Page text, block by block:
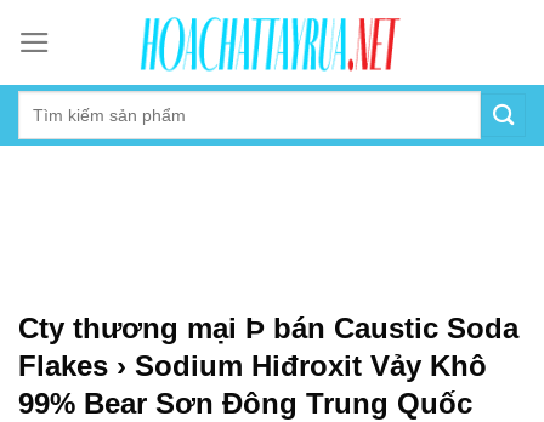
content
Cty thương mại Þ bán Caustic Soda
Flakes › Sodium Hiđroxit Vảy Khô
99% Bear Sơn Đông Trung Quốc